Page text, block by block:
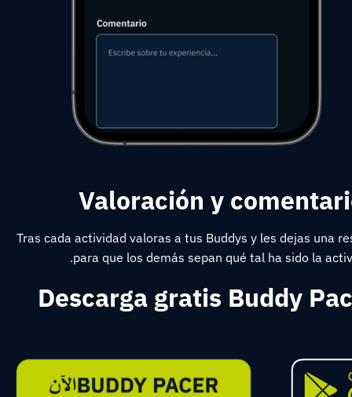
Valoración y
Tras cada actividad valoras a tus Buddys y les dejas una
para que los demás sepan qué tal ha sido la
Descarga gratis Buddy